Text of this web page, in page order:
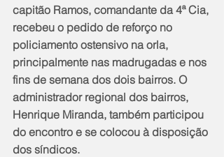
capitão Ramos, comandante da 4ª Cia,
recebeu o pedido de reforço no
policiamento ostensivo na orla,
principalmente nas madrugadas e nos
fins de semana dos dois bairros. O
administrador regional dos bairros,
Henrique Miranda, também participou
do encontro e se colocou à disposição
dos síndicos.